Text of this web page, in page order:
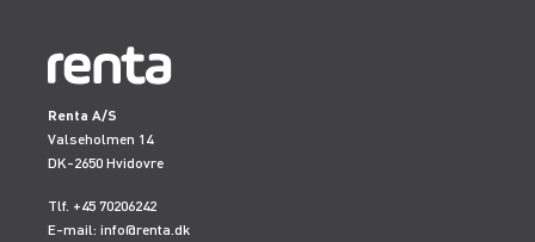
Renta A/S
Valseholmen 14
DK-2650 Hvidovre
Tlf. +45 70206242
E-mail: info@renta.dk